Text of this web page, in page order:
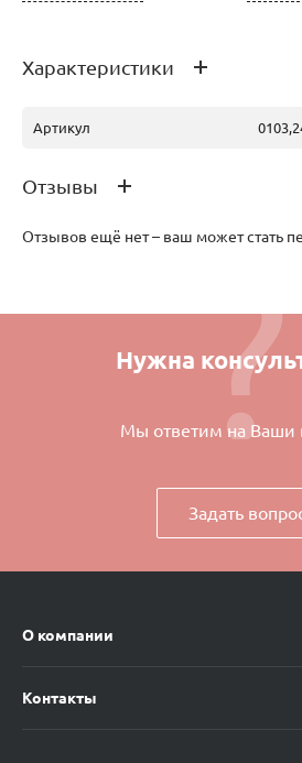
Характеристики
Артикул
Отзывы
Отзывов ещё нет – ваш может стать
Нужна
Мы ответим на Ваши
Задать
О компании
Контакты